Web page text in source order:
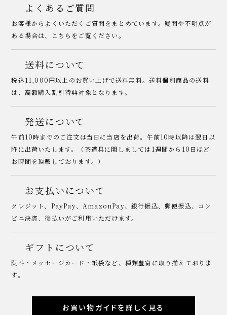
よくあるご質問
お客様からよくいただくご質問をまとめています。疑問や不明点が
ある場合は、こちらをご覧ください。
送料について
税込11,000円以上のお買い上げで送料無料。送料個別商品の送料
は、高額購入割引特典対象となります。
発送について
午前10時までのご注文は当日に当店を出荷。午前10時以降は翌日以
降に出荷いたします。（茶道具に関しましては1週間から10日ほど
お時間を頂戴しております。）
お支払いについて
クレジット、PayPay、AmazonPay、銀行振込、郵便振込、コン
ビニ決済、後払いがご利用いただけます。
ギフトについて
熨斗・メッセージカード・紙袋など、種類豊富に取り揃えておりま
す。
お買い物ガイドを詳しく見る